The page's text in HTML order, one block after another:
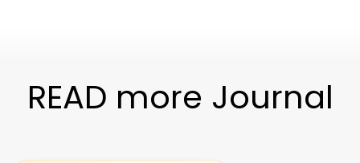
READ more Journal